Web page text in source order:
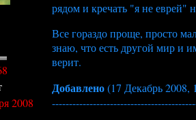
2008
рядом и кречать "я не еврей"
Все гораздо проще, просто
знаю, что есть другой мир и
верит.
Добавлено(17 Декабрь 2008,